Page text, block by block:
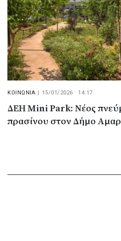
ΚΟΙΝΩΝΙΑ | 15/01/2026 · 14:17
ΔΕΗ Mini Park: Νέος
πρασίνου στον Δήμο